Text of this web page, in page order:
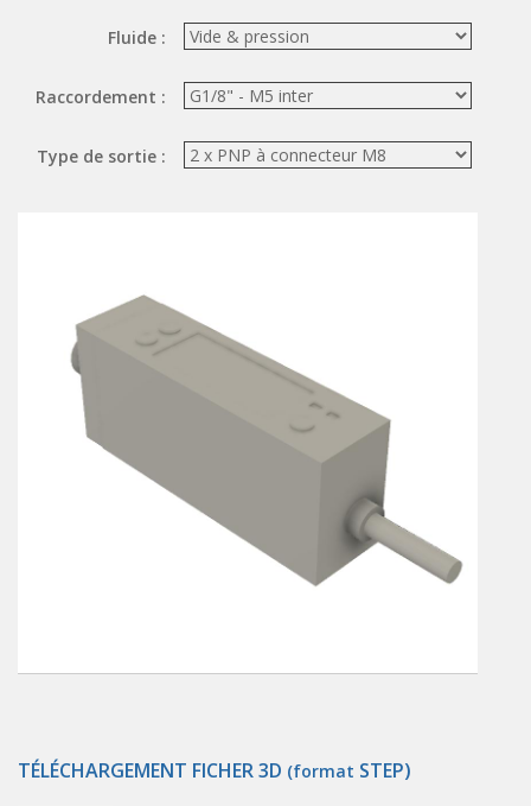
Ciseaux pneumatiques
Couteaux pneumatiques
Préhenseurs angulaires
Traitements d'air - Accessoires
Traitements d'air - Ioniseurs
Traitements d'air compacts
Fluide :
Raccordement :
Type de sortie :
TÉLÉCHARGEMENT FICHER 3D (format STEP)